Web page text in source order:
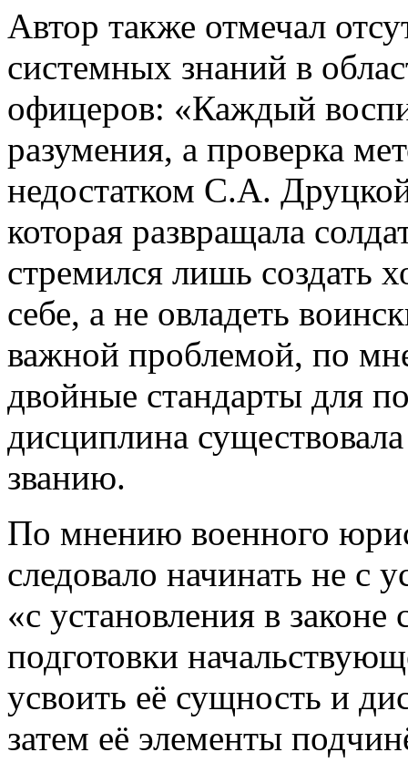
Автор также отмечал
системных знаний в
офицеров: «Каждый
разумения, а проверка
недостатком С.А.
которая развращала
стремился лишь создать
себе, а не овладеть
важной проблемой, по
двойные стандарты для
дисциплина
званию.
По мнению военного
следовало начинать не с
«с установления в
подготовки
усвоить её сущность и
затем её элементы